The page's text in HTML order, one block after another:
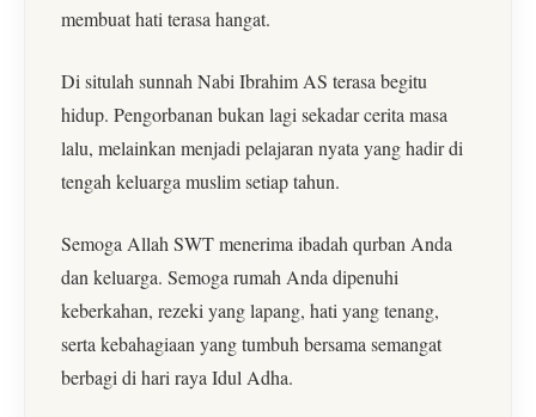
membuat hati terasa hangat.
Di situlah sunnah Nabi Ibrahim AS terasa begitu
hidup. Pengorbanan bukan lagi sekadar cerita masa
lalu, melainkan menjadi pelajaran nyata yang hadir di
tengah keluarga muslim setiap tahun.
Semoga Allah SWT menerima ibadah qurban Anda
dan keluarga. Semoga rumah Anda dipenuhi
keberkahan, rezeki yang lapang, hati yang tenang,
serta kebahagiaan yang tumbuh bersama semangat
berbagi di hari raya Idul Adha.